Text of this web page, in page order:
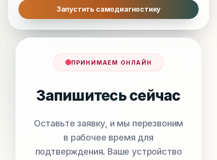
Запустить самодиагностику
ПРИНИМАЕМ ОНЛАЙН
Запишитесь сейчас
Оставьте заявку, и мы перезвоним
в рабочее время для
подтверждения. Ваше устройство